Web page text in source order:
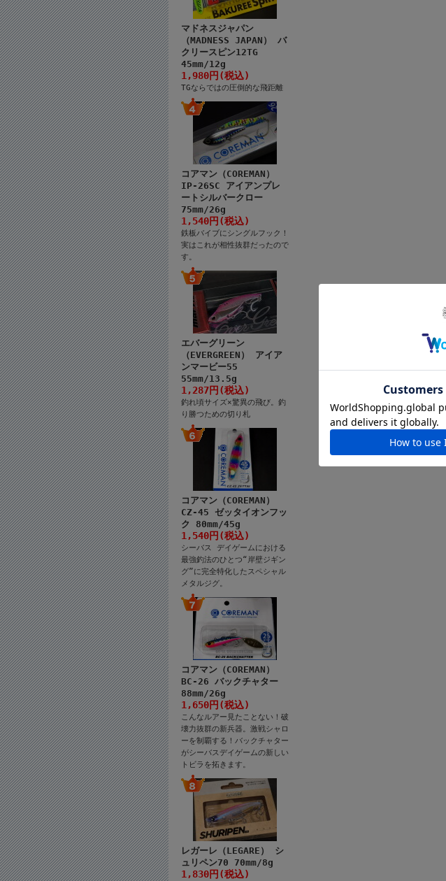
マドネスジャパン
（MADNESS JAPAN） バ
クリースピン12TG
45mm/12g
1,980円(税込)
TGならではの圧倒的な飛距離
コアマン（COREMAN）
IP-26SC アイアンプレ
ートシルバークロー
75mm/26g
1,540円(税込)
鉄板バイブにシングルフック！
実はこれが相性抜群だったので
す。
エバーグリーン
（EVERGREEN） アイア
ンマービー55
55mm/13.5g
1,287円(税込)
釣れ頃サイズ×驚異の飛び。釣
り勝つための切り札
コアマン（COREMAN）
CZ-45 ゼッタイオンフッ
ク 80mm/45g
1,540円(税込)
シーバス デイゲームにおける
最強釣法のひとつ“岸壁ジギン
グ”に完全特化したスペシャル
メタルジグ。
コアマン（COREMAN）
BC-26 バックチャター
88mm/26g
1,650円(税込)
こんなルアー見たことない！破
壊力抜群の新兵器。激戦シャロ
ーを制覇する！バックチャター
がシーバスデイゲームの新しい
トビラを拓きます。
レガーレ（LEGARE） シ
ュリペン70 70mm/8g
1,830円(税込)